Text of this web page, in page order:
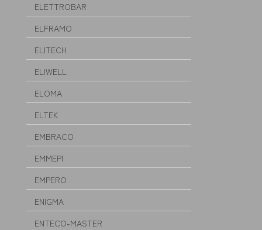
ELETTROBAR
ELFRAMO
ELITECH
ELIWELL
ELOMA
ELTEK
EMBRACO
EMMEPI
EMPERO
ENIGMA
ENTECO-MASTER